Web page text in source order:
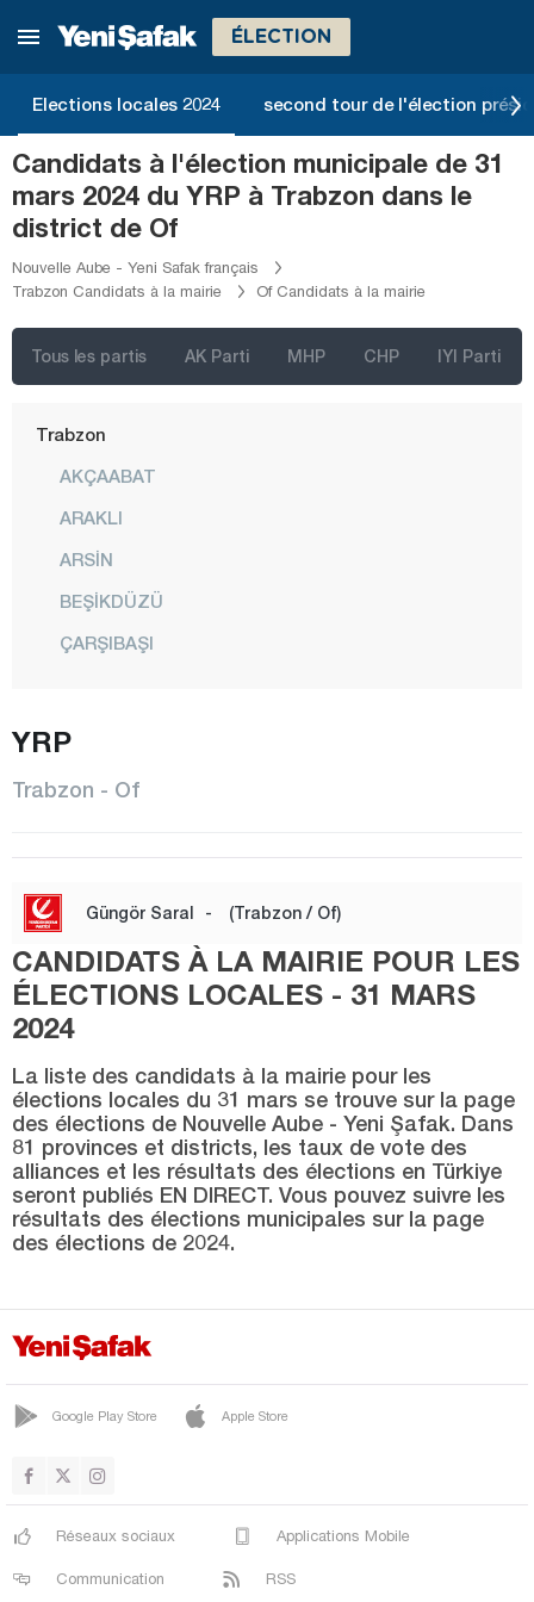
ÉLECTION
Elections locales 2024 second tour de l'élection
Candidats à l'élection municipale de 31
mars 2024 du YRP à Trabzon dans le
district de Of
Nouvelle Aube - Yeni Safak français
Trabzon Candidats à la mairie
Of Candidats à la mairie
Tous les partis AK Parti MHP CHP IYI Parti
Sakarya
Şanlıurfa
Siirt
Sinop
Şırnak
Sivas
Tokat
Trabzon
AKÇAABAT
ARAKLI
ARSİN
BEŞİKDÜZÜ
ÇARŞIBAŞI
MAÇKA
ORTAHİSAR
ŞALPAZARI
SÜRMENE
TONYA
VAKFIKEBİR
YOMRA
Tunceli
Yalova
YRP
Trabzon - Of
Güngör Saral - (Trabzon / Of)
CANDIDATS À LA MAIRIE POUR LES
ÉLECTIONS LOCALES - 31 MARS
2024
La liste des candidats à la mairie pour les
élections locales du 31 mars se trouve sur la page
des élections de Nouvelle Aube - Yeni Şafak. Dans
81 provinces et districts, les taux de vote des
alliances et les résultats des élections en Türkiye
seront publiés EN DIRECT. Vous pouvez suivre les
résultats des élections municipales sur la page
des élections de 2024.
Google Play Store Apple Store
Réseaux sociaux Applications Mobile
Communication RSS